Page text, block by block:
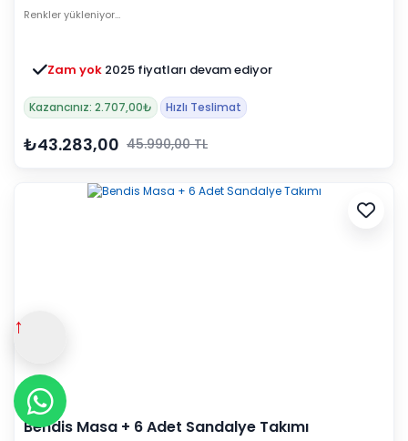
Renkler yükleniyor…
Zam yok 2025 fiyatları devam ediyor
Kazancınız: 2.707,00₺ Hızlı Teslimat
₺43.283,00 45.990,00 TL
Bendis Masa + 6 Adet Sandalye Takımı
↑